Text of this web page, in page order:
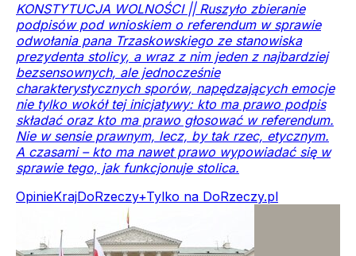
KONSTYTUCJA WOLNOŚCI || Ruszyło zbieranie
podpisów pod wnioskiem o referendum w sprawie
odwołania pana Trzaskowskiego ze stanowiska
prezydenta stolicy, a wraz z nim jeden z najbardziej
bezsensownych, ale jednocześnie
charakterystycznych sporów, napędzających emocje
nie tylko wokół tej inicjatywy: kto ma prawo podpis
składać oraz kto ma prawo głosować w referendum.
Nie w sensie prawnym, lecz, by tak rzec, etycznym.
A czasami – kto ma nawet prawo wypowiadać się w
sprawie tego, jak funkcjonuje stolica.
OpinieKrajDoRzeczy+Tylko na DoRzeczy.pl